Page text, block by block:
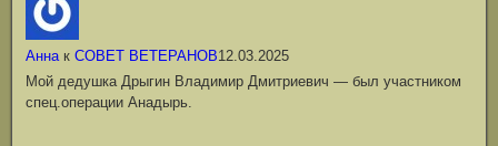
Аннак СОВЕТ ВЕТЕРАНОВ12.03.2025
Мой дедушка Дрыгин Владимир Дмитриевич — был участником
спец.операции Анадырь.